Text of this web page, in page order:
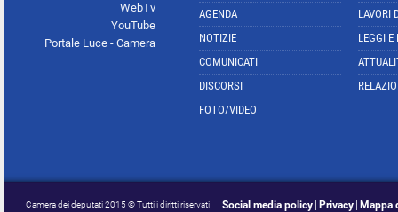
WebTv
YouTube
Portale Luce - Camera
AGENDA
NOTIZIE
COMUNICATI
DISCORSI
FOTO/VIDEO
LAVORI
LEGGI E
Camera dei deputati 2015 © Tutti i diritti riservati Social media policy Privacy Mappa